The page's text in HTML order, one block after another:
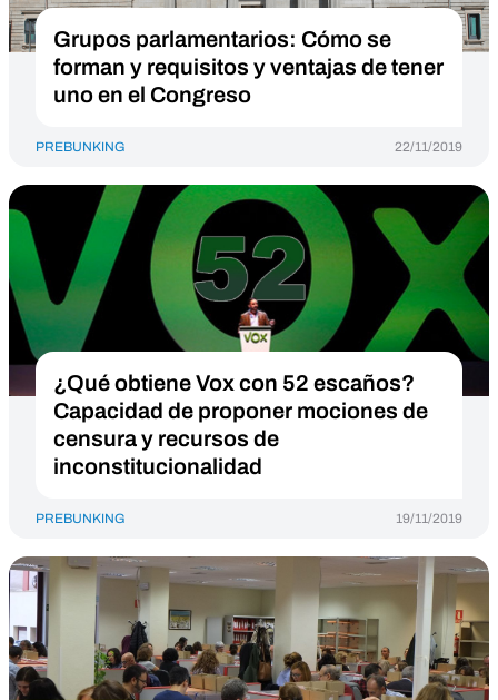
Grupos parlamentarios: Cómo se
forman y requisitos y ventajas de tener
uno en el Congreso
PREBUNKING 22/11/2019
¿Qué obtiene Vox con 52 escaños?
Capacidad de proponer mociones de
censura y recursos de
inconstitucionalidad
PREBUNKING 19/11/2019